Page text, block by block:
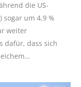
die US-
sogar um 4,9 %
weiter
dafür, dass sich